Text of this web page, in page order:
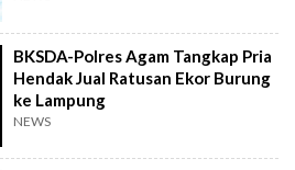
BKSDA-Polres Agam Tangkap Pria
Hendak Jual Ratusan Ekor Burung
ke Lampung
NEWS